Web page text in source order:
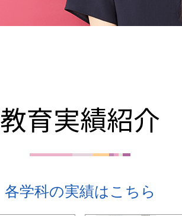
教育実績紹介
各学科の実績はこちら